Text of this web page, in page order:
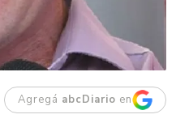
Agregá abcDiario en